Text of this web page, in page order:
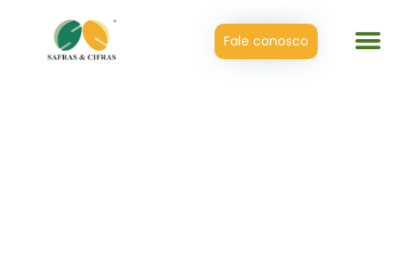
Fale conosco